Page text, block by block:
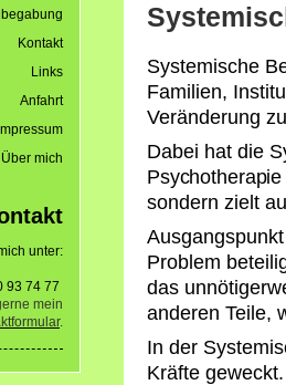
Kontakt
Links
Anfahrt
Impressum
Über mich
unter:
93 74 77
mein
.
Systemische
Familien,
Veränderung
Dabei hat die
Psychotherapie
sondern zielt
Problem
das
anderen Teile,
In der
Kräfte geweckt.